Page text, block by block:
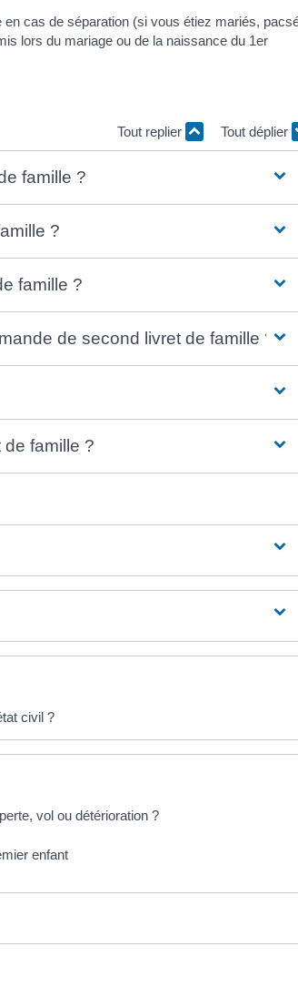
cas de séparation (si vous étiez mariés,
lors du mariage ou de la naissance du 1er
Tout replier Tout déplier
famille ?
?
famille ?
de second livret de famille ?
famille ?
civil ?
vol ou détérioration ?
enfant